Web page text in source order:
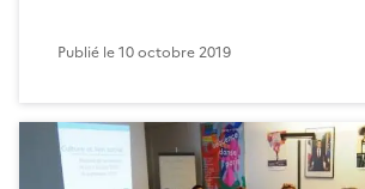
Publié le10 octobre 2019